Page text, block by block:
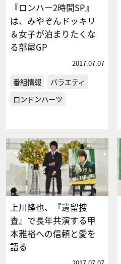
『ロンハー2時間SP』
は、みやぞんドッキリ
＆女子が泊まりたくな
る部屋GP
2017.07.07
番組情報
バラエティ
ロンドンハーツ
上川隆也、『遺留捜
査』で長年共演する甲
本雅裕への信頼と愛を
語る